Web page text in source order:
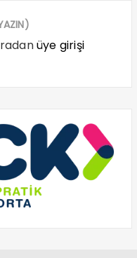
üye girişi